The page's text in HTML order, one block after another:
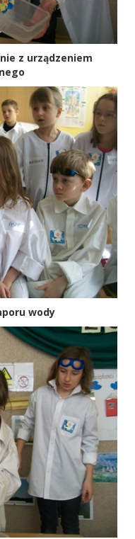
z urządzeniem
wody